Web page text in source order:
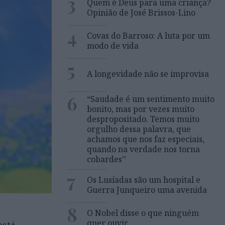
Quem é Deus para uma criança?
Opinião de José Brissos-Lino
4
Covas do Barroso: A luta por um
modo de vida
5 A longevidade não se improvisa
6
“Saudade é um sentimento muito
bonito, mas por vezes muito
despropositado. Temos muito
orgulho dessa palavra, que
achamos que nos faz especiais,
quando na verdade nos torna
cobardes’’
7
Os Lusíadas são um hospital e
Guerra Junqueiro uma avenida
8
O Nobel disse o que ninguém
quer ouvir